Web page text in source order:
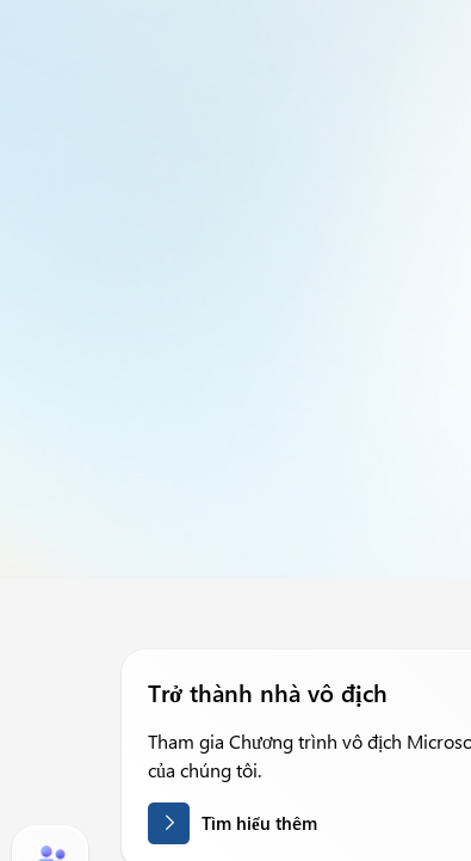
Trở thành nhà vô địch
Tham gia Chương trình vô địch
của chúng tôi.
Tìm hiểu thêm